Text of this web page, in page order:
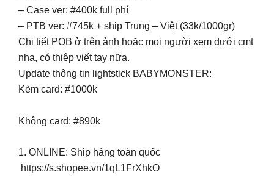
– Case ver: #400k full phí
– PTB ver: #745k + ship Trung – Việt (33k/1000gr)
Chi tiết POB ở trên ảnh hoặc mọi người xem dưới cmt
nha, có thiệp viết tay nữa.
Update thông tin lightstick BABYMONSTER:
Kèm card: #1000k
Không card: #890k
1. ONLINE: Ship hàng toàn quốc
https://s.shopee.vn/1qL1FrXhkO